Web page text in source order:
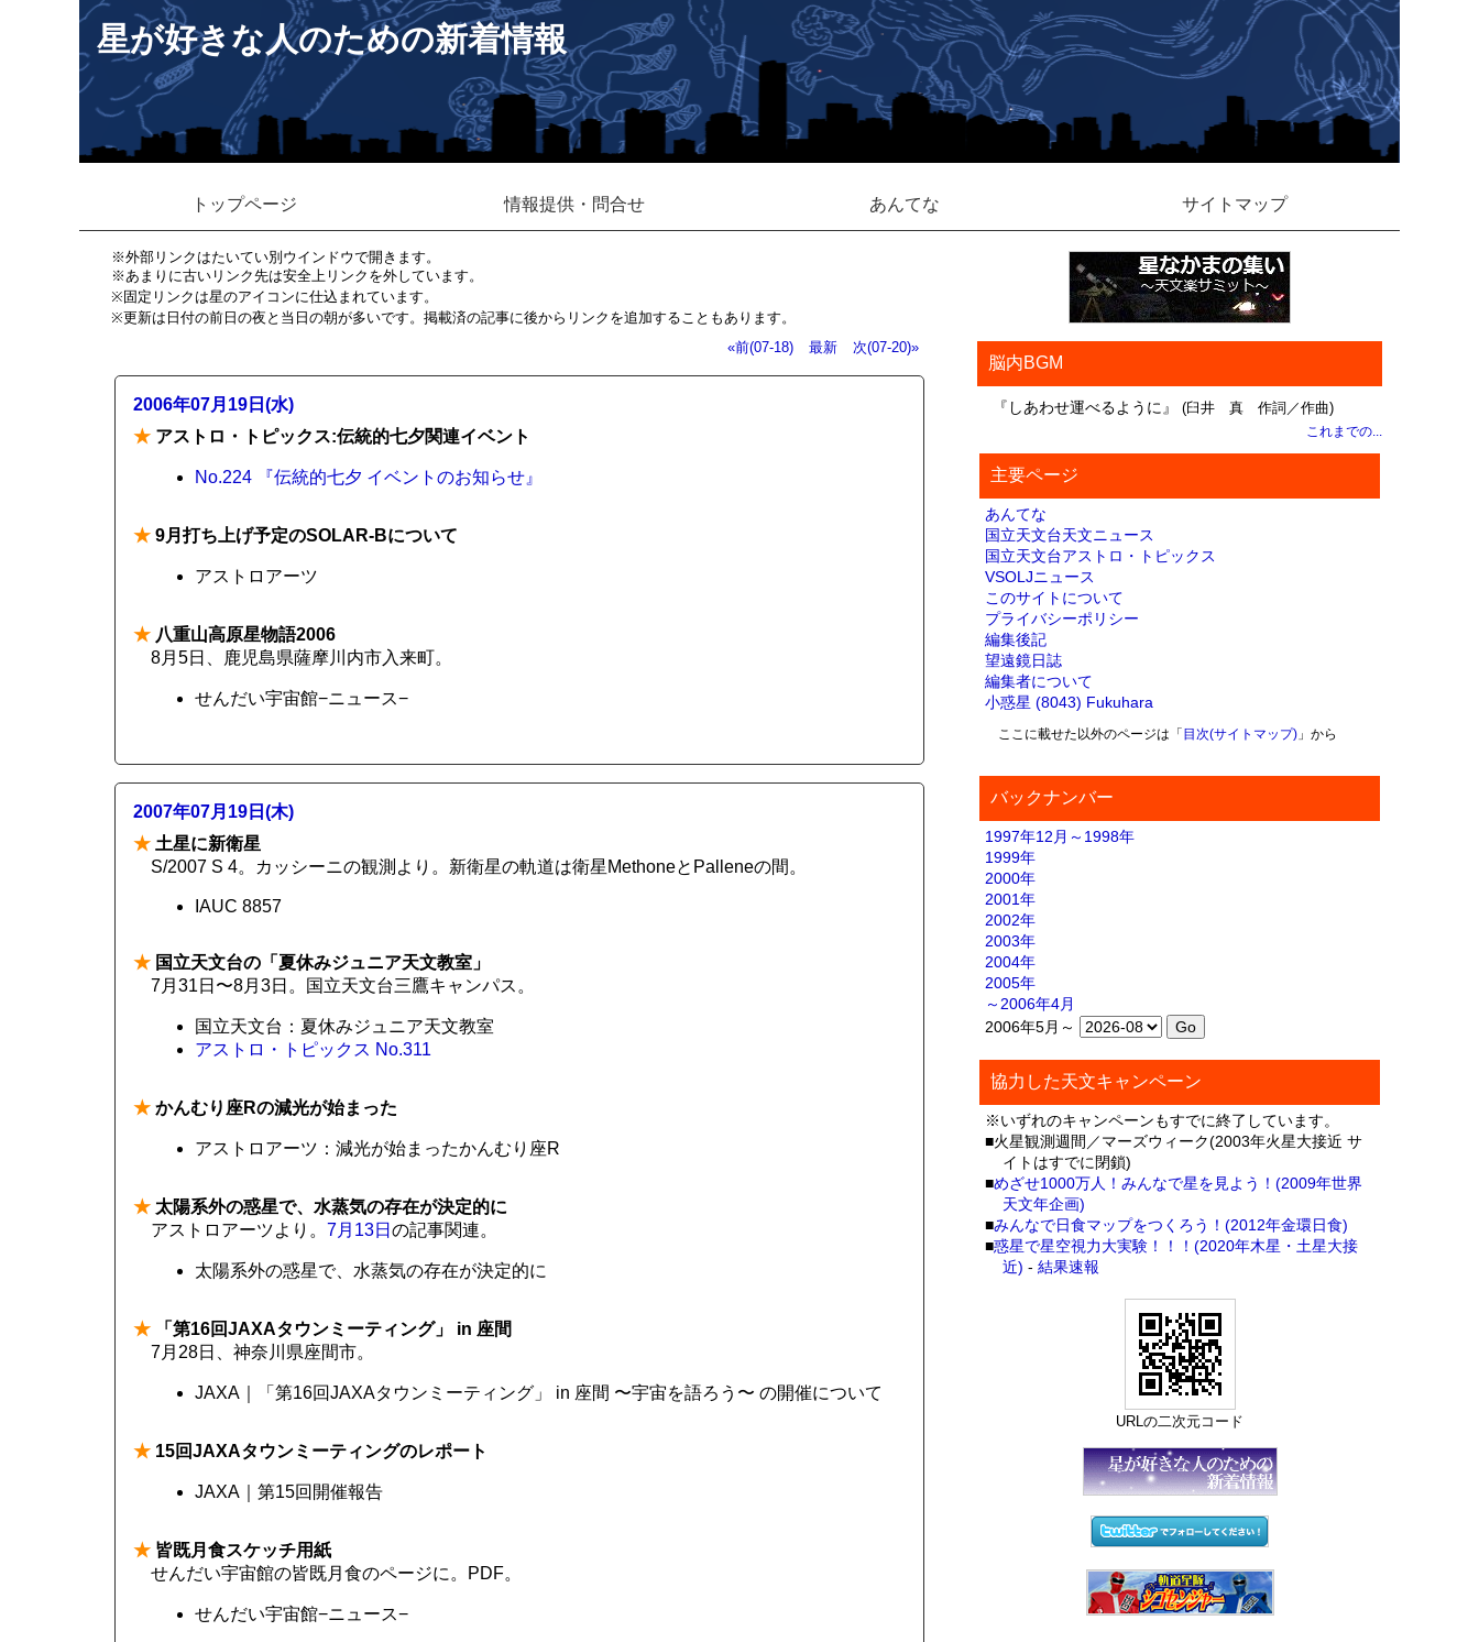
星が好きな人のための新着情報
トップページ 情報提供・問合せ あんてな サイトマップ
※外部リンクはたいてい別ウインドウで開きます。
※あまりに古いリンク先は安全上リンクを外しています。
※固定リンクは星のアイコンに仕込まれています。
※更新は日付の前日の夜と当日の朝が多いです。掲載済の記事に後からリンクを追加することもあります。
«前(07-18)
最新 次(07-20)»
2006年07月19日(水)
★ アストロ・トピックス:伝統的七夕関連イベント
No.224 『伝統的七夕 イベントのお知らせ』
★ 9月打ち上げ予定のSOLAR-Bについて
アストロアーツ
★ 八重山高原星物語2006
8月5日、鹿児島県薩摩川内市入来町。
せんだい宇宙館−ニュース−
2007年07月19日(木)
★ 土星に新衛星
S/2007 S 4。カッシーニの観測より。新衛星の軌道は衛星MethoneとPalleneの間。
IAUC 8857
★ 国立天文台の「夏休みジュニア天文教室」
7月31日〜8月3日。国立天文台三鷹キャンパス。
国立天文台：夏休みジュニア天文教室
アストロ・トピックス No.311
★ かんむり座Rの減光が始まった
アストロアーツ：減光が始まったかんむり座R
★ 太陽系外の惑星で、水蒸気の存在が決定的に
アストロアーツより。 7月13日 の記事関連。
太陽系外の惑星で、水蒸気の存在が決定的に
★ 「第16回JAXAタウンミーティング」 in 座間
7月28日、神奈川県座間市。
JAXA｜「第16回JAXAタウンミーティング」 in 座間 〜宇宙を語ろう〜 の開催について
★ 15回JAXAタウンミーティングのレポート
JAXA｜第15回開催報告
★ 皆既月食スケッチ用紙
せんだい宇宙館の皆既月食のページに。PDF。
せんだい宇宙館−ニュース−
脳内BGM
『しあわせ運べるように』 (臼井 真 作詞／作曲)
これまでの...
主要ページ
あんてな
国立天文台天文ニュース
国立天文台アストロ・トピックス
VSOLJニュース
このサイトについて
プライバシーポリシー
編集後記
望遠鏡日誌
編集者について
小惑星 (8043) Fukuhara
ここに載せた以外のページは「 目次(サイトマップ)」から
バックナンバー
1997年12月～1998年
1999年
2000年
2001年
2002年
2003年
2004年
2005年
～2006年4月
2006年5月～
協力した天文キャンペーン
※いずれのキャンペーンもすでに終了しています。
■火星観測週間／マーズウィーク(2003年火星大接近 サ
イトはすでに閉鎖)
■めざせ1000万人！みんなで星を見よう！(2009年世界
天文年企画)
■みんなで日食マップをつくろう！(2012年金環日食)
■惑星で星空視力大実験！！！(2020年木星・土星大接
近) -結果速報
URLの二次元コード